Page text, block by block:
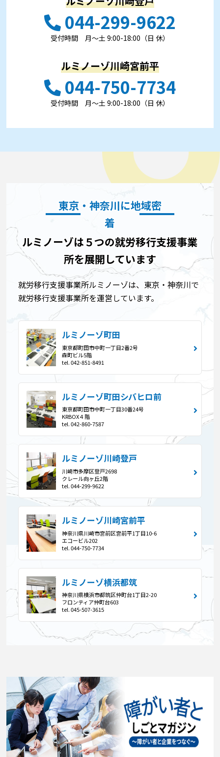
044-299-9622
受付時間 ⽉〜⼟ 9:00-18:00（日 休）
ルミノーゾ川崎宮前平
044-750-7734
受付時間 ⽉〜⼟ 9:00-18:00（日 休）
東京・神奈川に地域密
着
ルミノーゾは５つの就労移行支援事業
所を展開しています
就労移行支援事業所ルミノーゾは、東京・神奈川で
就労移行支援事業所を運営しています。
ルミノーゾ町田
東京都町田市中町一丁目2番2号
森町ビル5階
tel. 042-851-8491
ルミノーゾ町田シバヒロ前
東京都町田市中町一丁目30番24号
KRBOX４階
tel. 042-860-7587
ルミノーゾ川崎登戸
川崎市多摩区登戸2698
クレール向ヶ丘2階
tel. 044-299-9622
ルミノーゾ川崎宮前平
神奈川県川崎市宮前区宮前平1丁目10-6
エコービル202
tel. 044-750-7734
ルミノーゾ横浜都筑
神奈川県横浜市都筑区仲町台1丁目2-20
フロンティア仲町台603
tel. 045-507-3615